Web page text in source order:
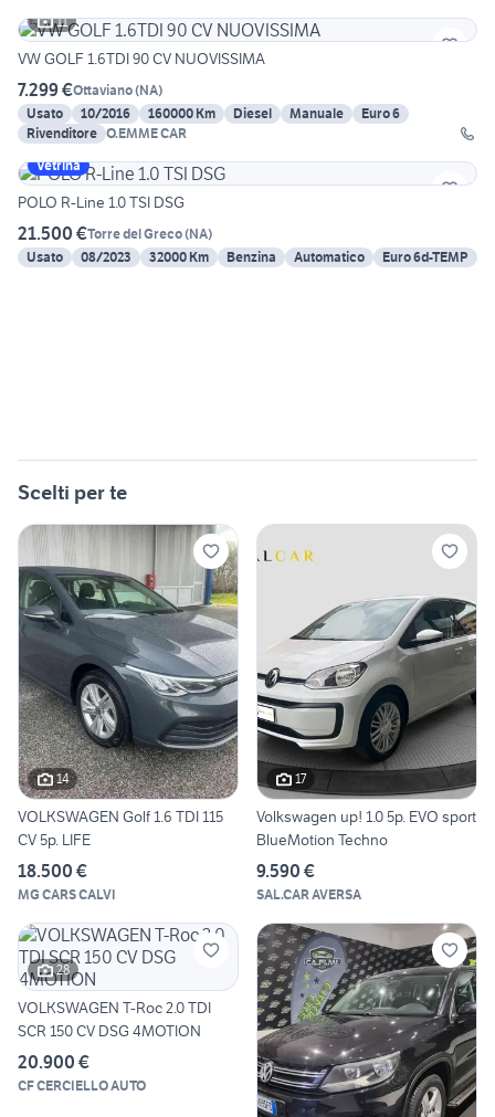
11
VW GOLF 1.6TDI 90 CV NUOVISSIMA
7.299 €Ottaviano(NA)
Usato
10/2016 160000 Km Diesel Manuale
Euro 6
Rivenditore O.EMME CAR
Vetrina
POLO R-Line 1.0 TSI DSG
21.500 €Torre del Greco(NA)
Usato
08/2023 32000 Km Benzina Automatico Euro 6d-TEMP
Scelti per te
14
VOLKSWAGEN Golf 1.6 TDI 115
CV 5p. LIFE
18.500 €
MG CARS CALVI
17
Volkswagen up! 1.0 5p. EVO sport
BlueMotion Techno
9.590 €
SAL.CAR AVERSA
28
VOLKSWAGEN T-Roc 2.0 TDI
SCR 150 CV DSG 4MOTION
20.900 €
CF CERCIELLO AUTO